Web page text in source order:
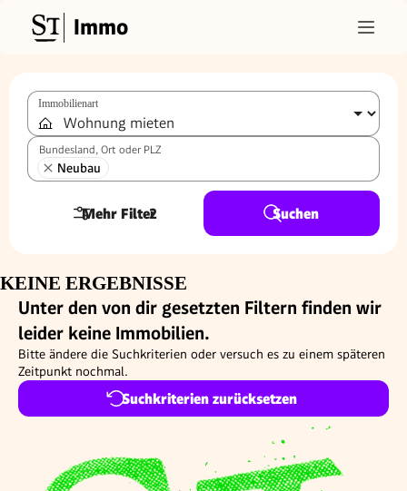
Immo
Immobilienart
Bundesland, Ort oder PLZ
Neubau
Mehr Filter
2 Suchen
KEINE ERGEBNISSE
Unter den von dir gesetzten Filtern finden wir
leider keine Immobilien.
Bitte ändere die Suchkriterien oder versuch es zu einem späteren
Zeitpunkt nochmal.
Suchkriterien zurücksetzen